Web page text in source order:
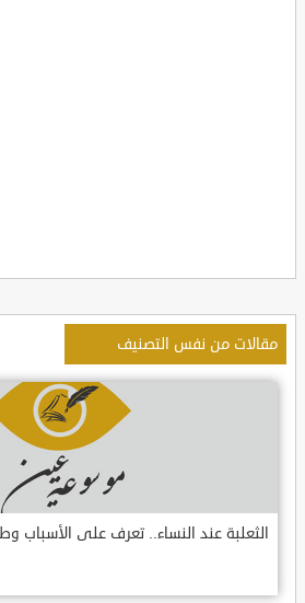
مقالات من نفس التصنيف
الثعلبة عند النساء.. تعرف على الأسباب